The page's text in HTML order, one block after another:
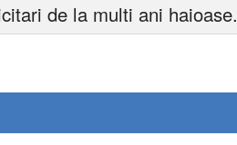
de la multi ani haioase.